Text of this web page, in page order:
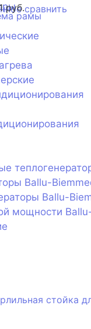
Ballu-
Ballu-
мощности
сравнить
руб.